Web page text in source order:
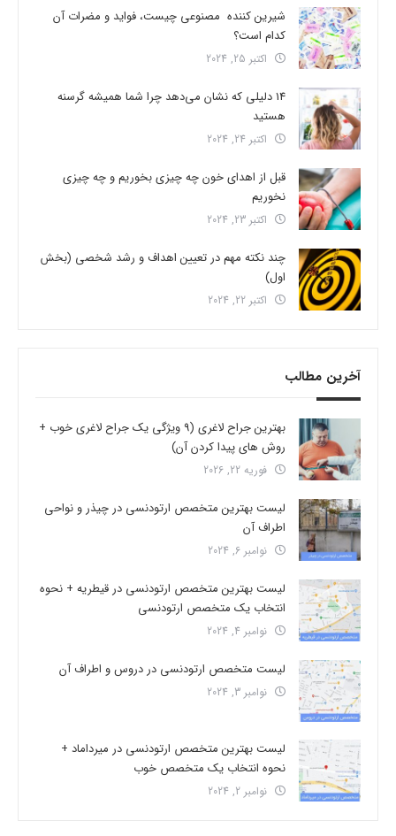
شیرین کننده مصنوعی چیست، فواید و مضرات آن
کدام است؟
اکتبر 25, 2024
14 دلیلی که نشان می‌دهد چرا شما همیشه گرسنه
هستید
اکتبر 24, 2024
قبل از اهدای خون چه چیزی بخوریم و چه چیزی
نخوریم
اکتبر 23, 2024
چند نکته مهم در تعیین اهداف و رشد شخصی (بخش
اول)
اکتبر 22, 2024
آخرین مطالب
بهترین جراح لاغری (9 ویژگی یک جراح لاغری خوب +
روش های پیدا کردن آن)
فوریه 22, 2026
لیست بهترین متخصص ارتودنسی در چیذر و نواحی
اطراف آن
نوامبر 6, 2024
لیست بهترین متخصص ارتودنسی در قیطریه + نحوه
انتخاب یک متخصص ارتودنسی
نوامبر 4, 2024
لیست متخصص ارتودنسی در دروس و اطراف آن
نوامبر 3, 2024
لیست بهترین متخصص ارتودنسی در میرداماد +
نحوه انتخاب یک متخصص خوب
نوامبر 2, 2024